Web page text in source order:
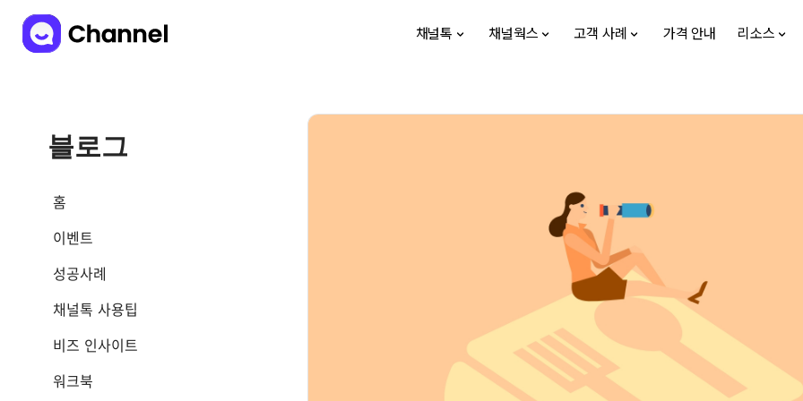
채널톡 채널웍스 고객 사례 가격 안내 리소스
블로그
홈
이벤트
성공사례
채널톡 사용팁
비즈 인사이트
워크북